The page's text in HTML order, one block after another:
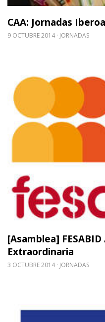
CAA: Jornadas
9 OCTUBRE 2014 JORNADAS
[Asamblea]
Extraordinaria
3 OCTUBRE 2014 JORNADAS
Leer m�s sobre
Leer m�s sobre